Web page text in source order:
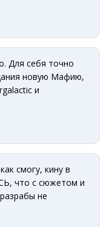
Для себя точно
новую Мафию,
и
смогу, кину в
что с сюжетом и
не